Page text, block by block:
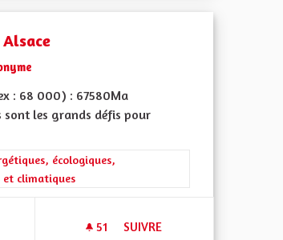
: 68 000) : 67580Ma
sont les grands défis pour
la catégorie : Les transitions énergétiques,
écologiques,
et climatiques
51 51 ABONNÉS
SUIVRE